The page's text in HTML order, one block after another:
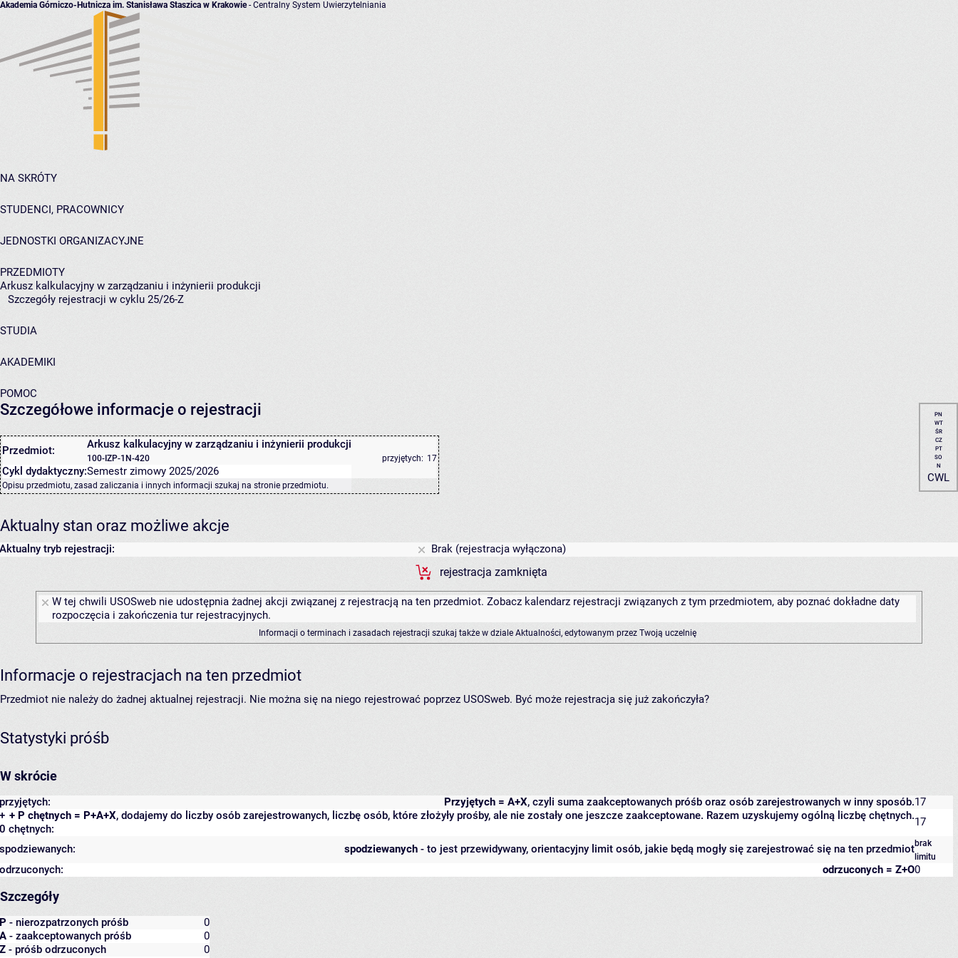
Akademia Górniczo-Hutnicza im. Stanisława Staszica w Krakowie- Centralny System Uwierzytelniania
NA SKRÓTY
STUDENCI, PRACOWNICY
JEDNOSTKI ORGANIZACYJNE
PRZEDMIOTY
Arkusz kalkulacyjny w zarządzaniu i inżynierii produkcji
Szczegóły rejestracji w cyklu 25/26-Z
STUDIA
AKADEMIKI
POMOC
Szczegółowe informacje o rejestracji
Przedmiot: Arkusz kalkulacyjny w zarządzaniu i inżynierii produkcji
100-IZP-1N-420 przyjętych: 17
Cykl dydaktyczny:Semestr zimowy 2025/2026
Opisu przedmiotu, zasad zaliczania i innych informacji szukaj na stronie przedmiotu.
PN
WT
ŚR
CZ
PT
SO
N
CWL
Aktualny stan oraz możliwe akcje
Aktualny tryb rejestracji:
Brak (rejestracja wyłączona)
rejestracja zamknięta
W tej chwili USOSweb nie udostępnia żadnej akcji związanej z rejestracją na ten przedmiot. Zobacz kalendarz rejestracji związanych z tym przedmiotem, aby poznać dokładne daty
rozpoczęcia i zakończenia tur rejestracyjnych.
Informacji o terminach i zasadach rejestracji szukaj także w dziale Aktualności, edytowanym przez Twoją uczelnię
Informacje o rejestracjach na ten przedmiot
Przedmiot nie należy do żadnej aktualnej rejestracji. Nie można się na niego rejestrować poprzez USOSweb. Być może rejestracja się już zakończyła?
Statystyki próśb
W skrócie
Przyjętych = A+X, czyli suma zaakceptowanych próśb oraz osób zarejestrowanych w inny sposób.
przyjętych:
17
+ P chętnych = P+A+X, dodajemy do liczby osób zarejestrowanych, liczbę osób, które złożyły prośby, ale nie zostały one jeszcze zaakceptowane. Razem uzyskujemy ogólną liczbę chętnych.
+
0 chętnych:
17
spodziewanych - to jest przewidywany, orientacyjny limit osób, jakie będą mogły się zarejestrować się na ten przedmiot
spodziewanych:
brak
limitu
odrzuconych = Z+O
odrzuconych: 0
Szczegóły
P - nierozpatrzonych próśb
0
A - zaakceptowanych próśb
0
Z - próśb odrzuconych
0